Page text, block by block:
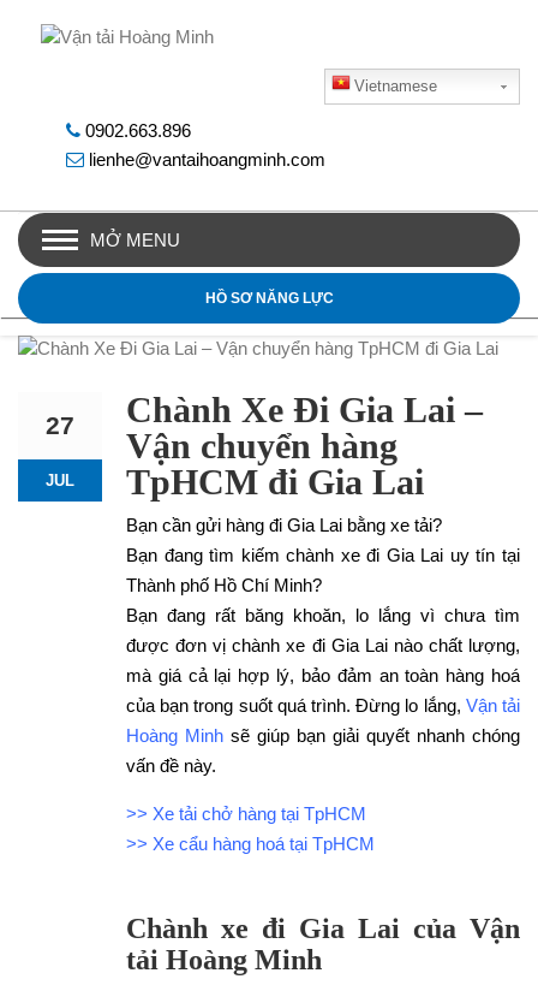
Vietnamese
0902.663.896
lienhe@vantaihoangminh.com
MỞ MENU
HỒ SƠ NĂNG LỰC
27
JUL
Chành Xe Đi Gia Lai –
Vận chuyển hàng
TpHCM đi Gia Lai
Bạn cần gửi hàng đi Gia Lai bằng xe tải?
Bạn đang tìm kiếm chành xe đi Gia Lai uy tín tại
Thành phố Hồ Chí Minh?
Bạn đang rất băng khoăn, lo lắng vì chưa tìm
được đơn vị chành xe đi Gia Lai nào chất lượng,
mà giá cả lại hợp lý, bảo đảm an toàn hàng hoá
của bạn trong suốt quá trình. Đừng lo lắng, Vận tải
Hoàng Minh sẽ giúp bạn giải quyết nhanh chóng
vấn đề này.
>> Xe tải chở hàng tại TpHCM
>> Xe cẩu hàng hoá tại TpHCM
Chành xe đi Gia Lai của Vận
tải Hoàng Minh